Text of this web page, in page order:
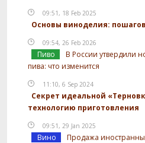
09:51, 18 Feb 2025
Основы виноделия:
09:54, 26 Feb 2026
Пиво
В России утвердили
пива: что изменится
11:10, 6 Sep 2024
Секрет идеальной
технологию приготовления
09:51, 29 Jan 2025
Вино
Продажа